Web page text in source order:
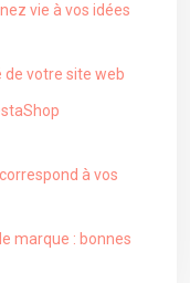
vie à vos idées
de votre site web
à vos
marque : bonnes